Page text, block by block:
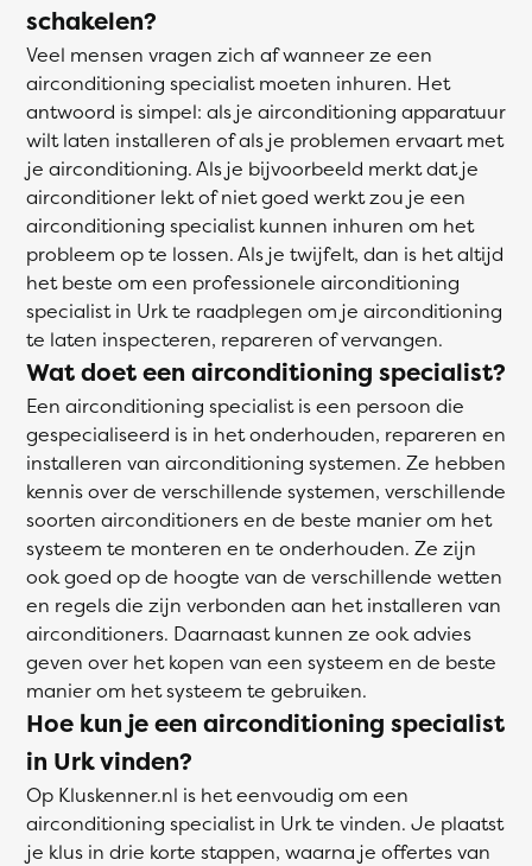
schakelen?
Veel mensen vragen zich af wanneer ze een
airconditioning specialist moeten inhuren. Het
antwoord is simpel: als je airconditioning apparatuur
wilt laten installeren of als je problemen ervaart met
je airconditioning. Als je bijvoorbeeld merkt dat je
airconditioner lekt of niet goed werkt zou je een
airconditioning specialist kunnen inhuren om het
probleem op te lossen. Als je twijfelt, dan is het altijd
het beste om een professionele airconditioning
specialist in Urk te raadplegen om je airconditioning
te laten inspecteren, repareren of vervangen.
Wat doet een airconditioning specialist?
Een airconditioning specialist is een persoon die
gespecialiseerd is in het onderhouden, repareren en
installeren van airconditioning systemen. Ze hebben
kennis over de verschillende systemen, verschillende
soorten airconditioners en de beste manier om het
systeem te monteren en te onderhouden. Ze zijn
ook goed op de hoogte van de verschillende wetten
en regels die zijn verbonden aan het installeren van
airconditioners. Daarnaast kunnen ze ook advies
geven over het kopen van een systeem en de beste
manier om het systeem te gebruiken.
Hoe kun je een airconditioning specialist
in Urk vinden?
Op Kluskenner.nl is het eenvoudig om een
airconditioning specialist in Urk te vinden. Je plaatst
je klus in drie korte stappen, waarna je offertes van